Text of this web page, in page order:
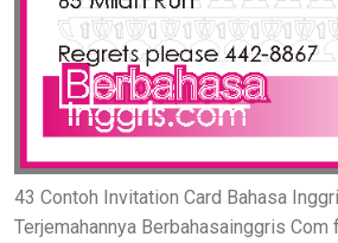
43 Contoh Invitation Card Bahasa
Terjemahannya Berbahasainggris Com